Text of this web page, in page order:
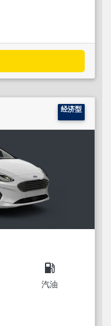
经济型
local_gas_station
汽油